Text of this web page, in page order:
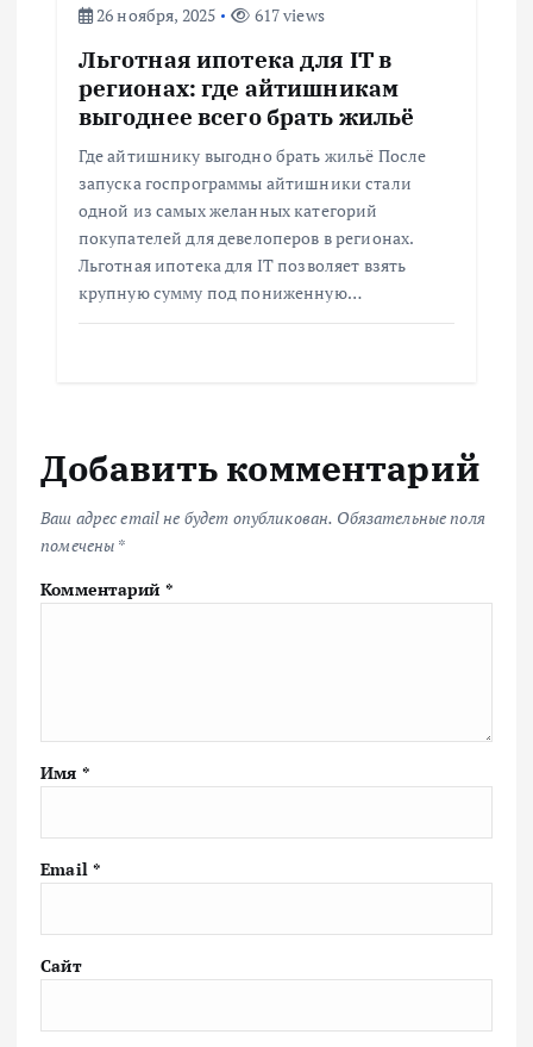
26 ноября, 2025
617 views
Льготная ипотека для IT в
регионах: где айтишникам
выгоднее всего брать жильё
Где айтишнику выгодно брать жильё После
запуска госпрограммы айтишники стали
одной из самых желанных категорий
покупателей для девелоперов в регионах.
Льготная ипотека для IT позволяет взять
крупную сумму под пониженную…
Добавить комментарий
Ваш адрес email не будет опубликован. Обязательные поля
помечены *
Комментарий *
Имя *
Email *
Сайт